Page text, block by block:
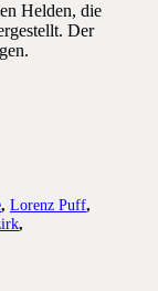
Helden, die
Der
, Lorenz Puff,
,